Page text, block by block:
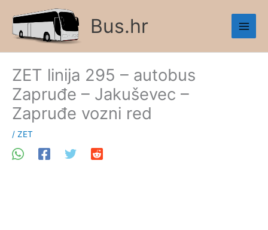
content
Bus.hr
ZET linija 295 – autobus
Zapruđe – Jakuševec –
Zapruđe vozni red
/ ZET